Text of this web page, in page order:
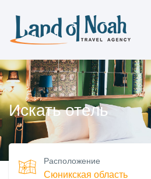
Искать отель
Расположение